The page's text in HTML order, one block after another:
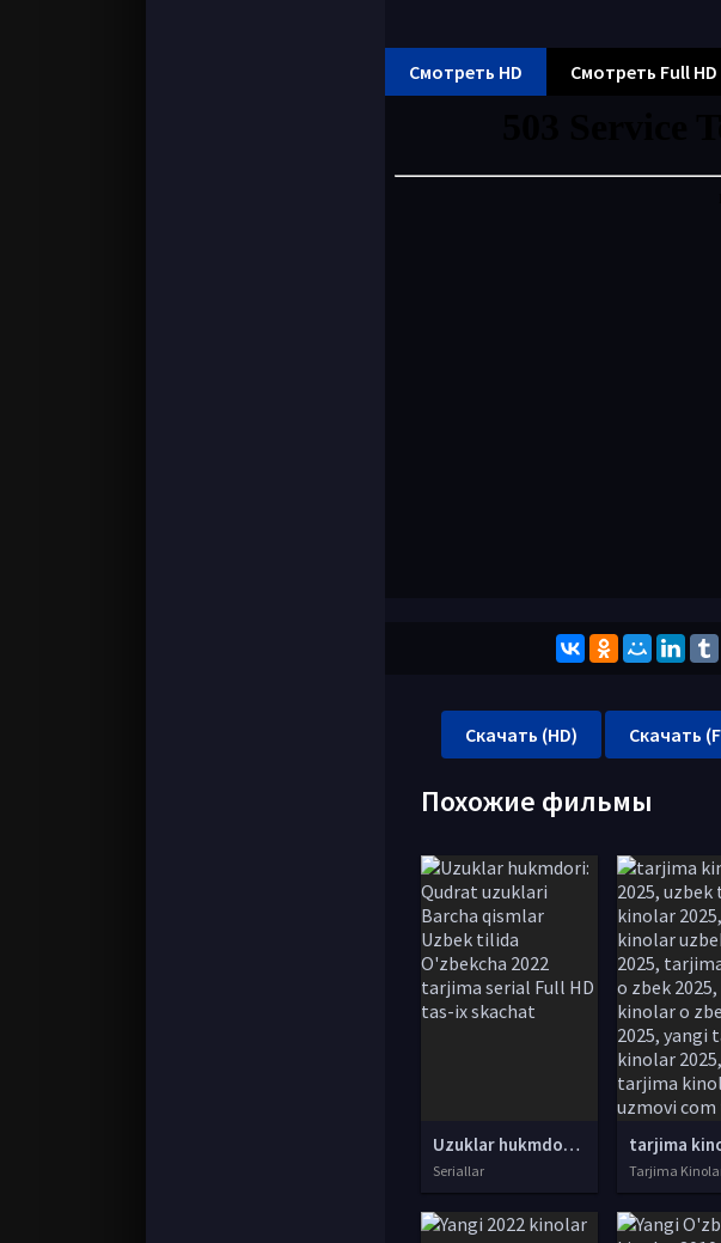
Смотреть HD Смотреть Full HD
Скачать (HD) Скачать
Похожие фильмы
Uzuklar hukmdori: Qudrat uzuklari Barcha qismlar Uzbek tilida O'zbekcha 2022 tarjima serial Full HD tas-ix skachat
Seriallar Tarjima